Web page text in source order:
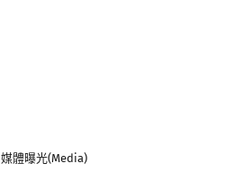
媒體曝光(Media)